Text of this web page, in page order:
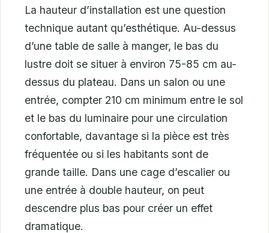
La hauteur d’installation est une question
technique autant qu’esthétique. Au-dessus
d’une table de salle à manger, le bas du
lustre doit se situer à environ 75-85 cm au-
dessus du plateau. Dans un salon ou une
entrée, compter 210 cm minimum entre le sol
et le bas du luminaire pour une circulation
confortable, davantage si la pièce est très
fréquentée ou si les habitants sont de
grande taille. Dans une cage d’escalier ou
une entrée à double hauteur, on peut
descendre plus bas pour créer un effet
dramatique.